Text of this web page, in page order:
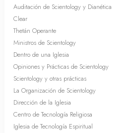
Auditación de Scientology y Dianética
Clear
Thetán Operante
Ministros de Scientology
Dentro de una Iglesia
Opiniones y Prácticas de Scientology
Scientology y otras prácticas
La Organización de Scientology
Dirección de la Iglesia
Centro de Tecnología Religiosa
Iglesia de Tecnología Espiritual